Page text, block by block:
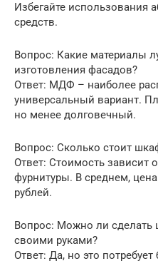
Избегайте использования
средств.
Вопрос: Какие материалы
изготовления фасадов?
Ответ: МДФ – наиболее
универсальный вариант.
но менее долговечный.
Вопрос: Сколько стоит
Ответ: Стоимость зависит
фурнитуры. В среднем,
рублей.
Вопрос: Можно ли сделать
своими руками?
Ответ: Да, но это